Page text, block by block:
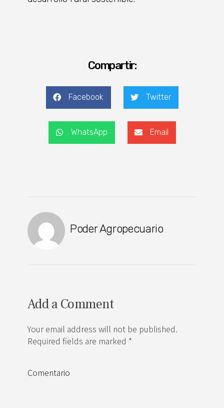
Compartir:
Facebook Twitter
WhatsApp Email
Poder Agropecuario
Add a Comment
Your email address will not be published.
Required fields are marked *
Comentario